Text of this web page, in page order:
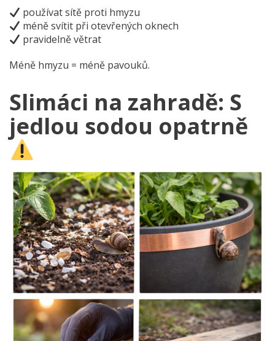
používat sítě proti hmyzu
méně svítit při otevřených oknech
pravidelně větrat
Méně hmyzu = méně pavouků.
Slimáci na zahradě: S
jedlou sodou opatrně